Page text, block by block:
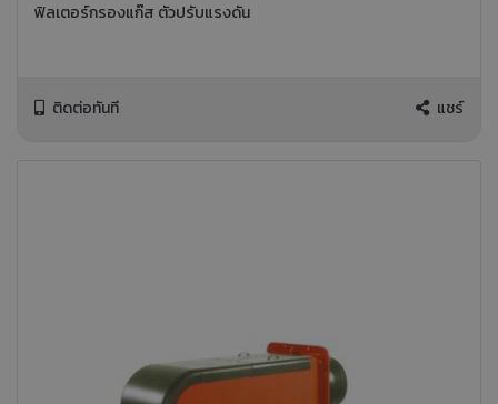
ฟิลเตอร์กรองแก๊ส ตัวปรับแรงดัน
ติดต่อทันที แชร์